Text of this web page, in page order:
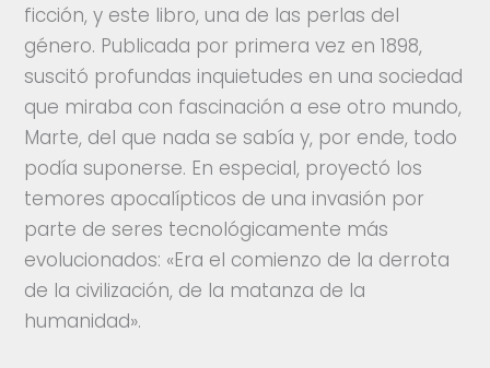
ficción, y este libro, una de las perlas del
género. Publicada por primera vez en 1898,
suscitó profundas inquietudes en una sociedad
que miraba con fascinación a ese otro mundo,
Marte, del que nada se sabía y, por ende, todo
podía suponerse. En especial, proyectó los
temores apocalípticos de una invasión por
parte de seres tecnológicamente más
evolucionados: «Era el comienzo de la derrota
de la civilización, de la matanza de la
humanidad».